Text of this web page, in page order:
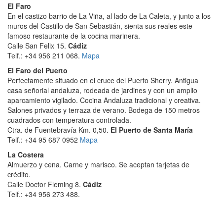
El Faro
En el castizo barrio de La Viña, al lado de La Caleta, y junto a los
muros del Castillo de San Sebastián, sienta sus reales este
famoso restaurante de la cocina marinera.
Calle San Felix 15. Cádiz
Telf.: +34 956 211 068. Mapa
El Faro del Puerto
Perfectamente situado en el cruce del Puerto Sherry. Antigua
casa señorial andaluza, rodeada de jardines y con un amplio
aparcamiento vigilado. Cocina Andaluza tradicional y creativa.
Salones privados y terraza de verano. Bodega de 150 metros
cuadrados con temperatura controlada.
Ctra. de Fuentebravía Km. 0,50. El Puerto de Santa María
Telf.: +34 95 687 0952 Mapa
La Costera
Almuerzo y cena. Carne y marisco. Se aceptan tarjetas de
crédito.
Calle Doctor Fleming 8. Cádiz
Telf.: +34 956 273 488.